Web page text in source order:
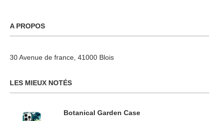
A PROPOS
30 Avenue de france, 41000 Blois
LES MIEUX NOTÉS
Botanical Garden Case